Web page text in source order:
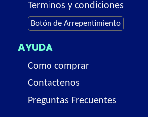
Terminos y condiciones
Botón de Arrepentimiento
AYUDA
Como comprar
Contactenos
Preguntas Frecuentes